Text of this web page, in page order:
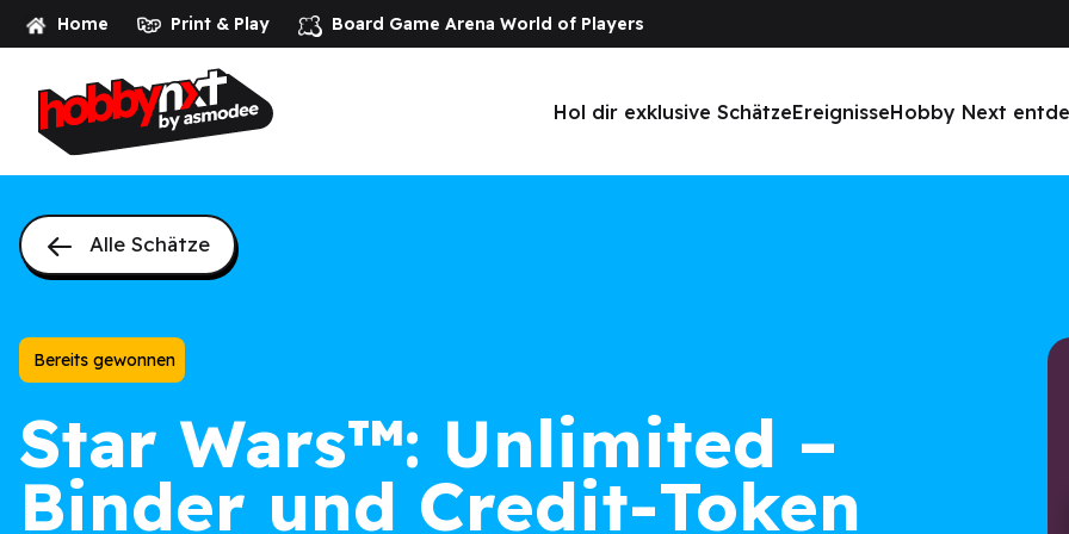
Home Print & Play Board Game Arena World of Players
Hol dir exklusive SchätzeEreignisseHobby Next
Alle Schätze
Bereits gewonnen
Star Wars™: Unlimited –
Binder und Credit-Token